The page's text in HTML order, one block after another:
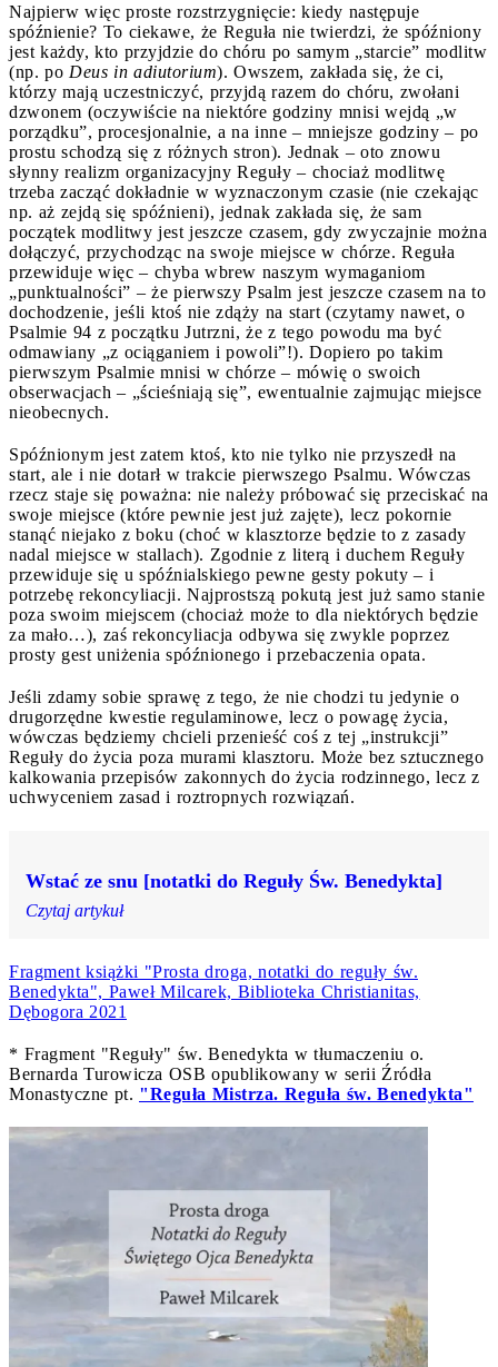
Najpierw więc proste rozstrzygnięcie: kiedy następuje
spóźnienie? To ciekawe, że Reguła nie twierdzi, że spóźniony
jest każdy, kto przyjdzie do chóru po samym „starcie” modlitw
(np. po Deus in adiutorium). Owszem, zakłada się, że ci,
którzy mają uczestniczyć, przyjdą razem do chóru, zwołani
dzwonem (oczywiście na niektóre godziny mnisi wejdą „w
porządku”, procesjonalnie, a na inne – mniejsze godziny – po
prostu schodzą się z różnych stron). Jednak – oto znowu
słynny realizm organizacyjny Reguły – chociaż modlitwę
trzeba zacząć dokładnie w wyznaczonym czasie (nie czekając
np. aż zejdą się spóźnieni), jednak zakłada się, że sam
początek modlitwy jest jeszcze czasem, gdy zwyczajnie można
dołączyć, przychodząc na swoje miejsce w chórze. Reguła
przewiduje więc – chyba wbrew naszym wymaganiom
„punktualności” – że pierwszy Psalm jest jeszcze czasem na to
dochodzenie, jeśli ktoś nie zdąży na start (czytamy nawet, o
Psalmie 94 z początku Jutrzni, że z tego powodu ma być
odmawiany „z ociąganiem i powoli”!). Dopiero po takim
pierwszym Psalmie mnisi w chórze – mówię o swoich
obserwacjach – „ścieśniają się”, ewentualnie zajmując miejsce
nieobecnych.
Spóźnionym jest zatem ktoś, kto nie tylko nie przyszedł na
start, ale i nie dotarł w trakcie pierwszego Psalmu. Wówczas
rzecz staje się poważna: nie należy próbować się przeciskać na
swoje miejsce (które pewnie jest już zajęte), lecz pokornie
stanąć niejako z boku (choć w klasztorze będzie to z zasady
nadal miejsce w stallach). Zgodnie z literą i duchem Reguły
przewiduje się u spóźnialskiego pewne gesty pokuty – i
potrzebę rekoncyliacji. Najprostszą pokutą jest już samo stanie
poza swoim miejscem (chociaż może to dla niektórych będzie
za mało…), zaś rekoncyliacja odbywa się zwykle poprzez
prosty gest uniżenia spóźnionego i przebaczenia opata.
Jeśli zdamy sobie sprawę z tego, że nie chodzi tu jedynie o
drugorzędne kwestie regulaminowe, lecz o powagę życia,
wówczas będziemy chcieli przenieść coś z tej „instrukcji”
Reguły do życia poza murami klasztoru. Może bez sztucznego
kalkowania przepisów zakonnych do życia rodzinnego, lecz z
uchwyceniem zasad i roztropnych rozwiązań.
Wstać ze snu [notatki do Reguły Św. Benedykta]
Czytaj artykuł
Fragment książki "Prosta droga, notatki do reguły św.
Benedykta", Paweł Milcarek, Biblioteka Christianitas,
Dębogora 2021
* Fragment "Reguły" św. Benedykta w tłumaczeniu o.
Bernarda Turowicza OSB opublikowany w serii Źródła
Monastyczne pt. "Reguła Mistrza. Reguła św. Benedykta"